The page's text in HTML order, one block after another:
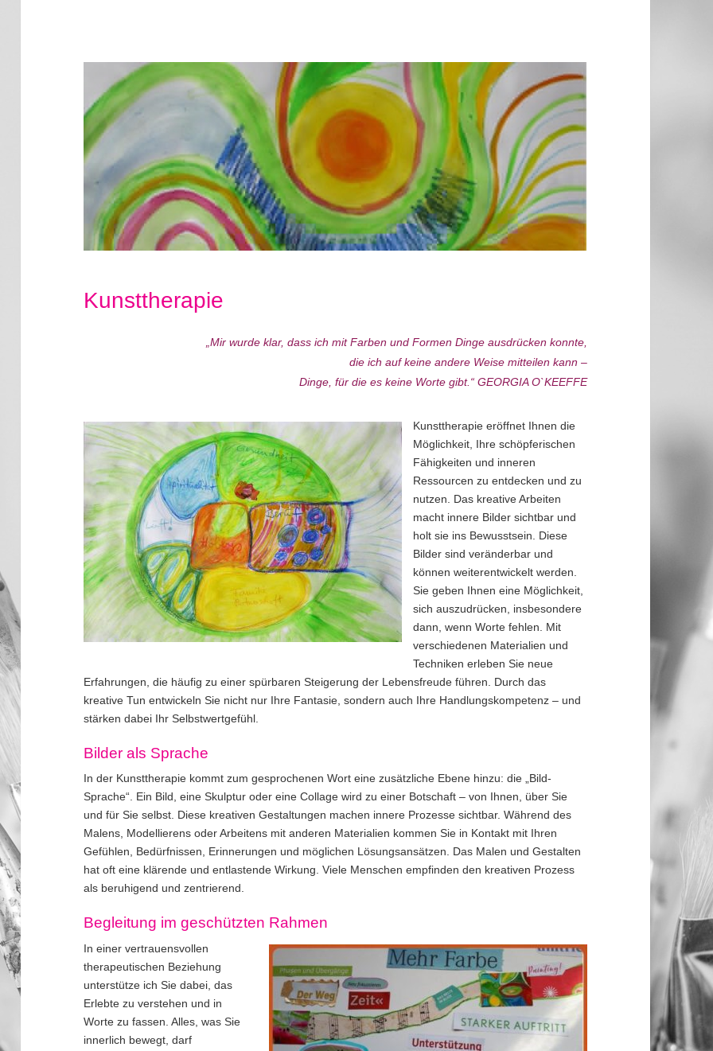
Kunsttherapie
„Mir wurde klar, dass ich mit Farben und Formen Dinge ausdrücken konnte,
die ich auf keine andere Weise mitteilen kann –
Dinge, für die es keine Worte gibt.“ GEORGIA O`KEEFFE
Kunsttherapie eröffnet Ihnen die
Möglichkeit, Ihre schöpferischen
Fähigkeiten und inneren
Ressourcen zu entdecken und zu
nutzen. Das kreative Arbeiten
macht innere Bilder sichtbar und
holt sie ins Bewusstsein. Diese
Bilder sind veränderbar und
können weiterentwickelt werden.
Sie geben Ihnen eine Möglichkeit,
sich auszudrücken, insbesondere
dann, wenn Worte fehlen. Mit
verschiedenen Materialien und
Techniken erleben Sie neue
Erfahrungen, die häufig zu einer spürbaren Steigerung der Lebensfreude führen. Durch das
kreative Tun entwickeln Sie nicht nur Ihre Fantasie, sondern auch Ihre Handlungskompetenz – und
stärken dabei Ihr Selbstwertgefühl.
Bilder als Sprache
In der Kunsttherapie kommt zum gesprochenen Wort eine zusätzliche Ebene hinzu: die „Bild-
Sprache“. Ein Bild, eine Skulptur oder eine Collage wird zu einer Botschaft – von Ihnen, über Sie
und für Sie selbst. Diese kreativen Gestaltungen machen innere Prozesse sichtbar. Während des
Malens, Modellierens oder Arbeitens mit anderen Materialien kommen Sie in Kontakt mit Ihren
Gefühlen, Bedürfnissen, Erinnerungen und möglichen Lösungsansätzen. Das Malen und Gestalten
hat oft eine klärende und entlastende Wirkung. Viele Menschen empfinden den kreativen Prozess
als beruhigend und zentrierend.
Begleitung im geschützten Rahmen
In einer vertrauensvollen
therapeutischen Beziehung
unterstütze ich Sie dabei, das
Erlebte zu verstehen und in
Worte zu fassen. Alles, was Sie
innerlich bewegt, darf